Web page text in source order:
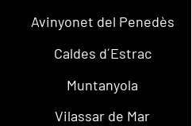
Avinyonet del Penedès
Caldes d´Estrac
Muntanyola
Vilassar de Mar